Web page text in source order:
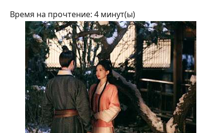
Время на прочтение: 4 минут(ы)